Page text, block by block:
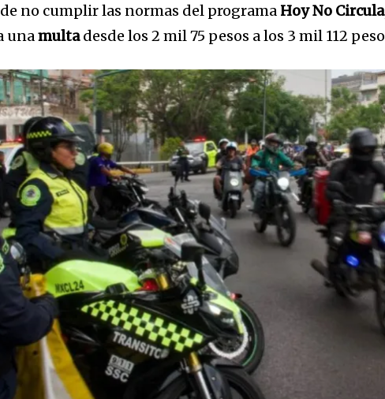
no cumplir las normas del programa Hoy No Circula
unamulta desde los 2 mil 75 pesos a los 3 mil 112